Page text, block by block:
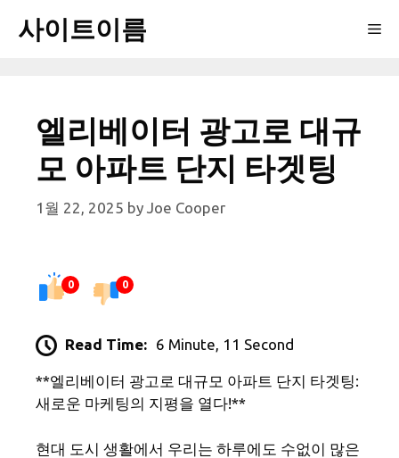
사이트이름
엘리베이터 광고로 대규
모 아파트 단지 타겟팅
1월 22, 2025 by Joe Cooper
0 0
Read Time: 6 Minute, 11 Second
**엘리베이터 광고로 대규모 아파트 단지 타겟팅:
새로운 마케팅의 지평을 열다!**
현대 도시 생활에서 우리는 하루에도 수없이 많은